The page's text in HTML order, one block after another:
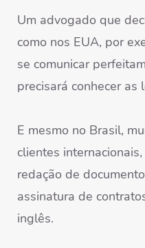
Um advogado que
como nos EUA, por
se comunicar
precisará conhecer as
E mesmo no Brasil,
clientes
redação de
assinatura de
inglês.